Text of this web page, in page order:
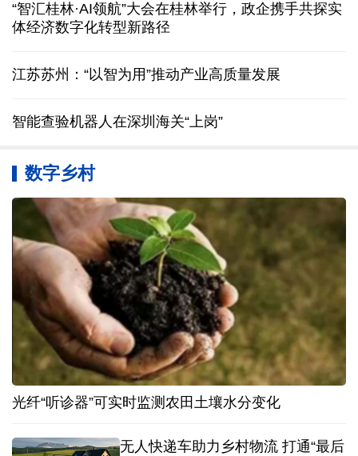
“智汇桂林·AI领航”大会在桂林举行，政企携手共探实
体经济数字化转型新路径
江苏苏州：“以智为用”推动产业高质量发展
智能查验机器人在深圳海关“上岗”
数字乡村
光纤“听诊器”可实时监测农田土壤水分变化
无人快递车助力乡村物流 打通“最后